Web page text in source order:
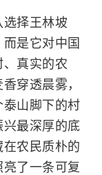
择王林坡
是它对中国
真实的农
穿透晨雾，
山脚下的村
最深厚的底
农民质朴的
了一条可复